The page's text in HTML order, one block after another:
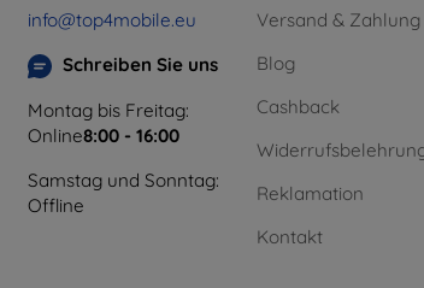
info@top4mobile.eu
Schreiben Sie uns
Montag bis Freitag:
Online8:00 - 16:00
Samstag und Sonntag:
Offline
Versand & Zahlung
Blog
Cashback
Reklamation
Kontakt